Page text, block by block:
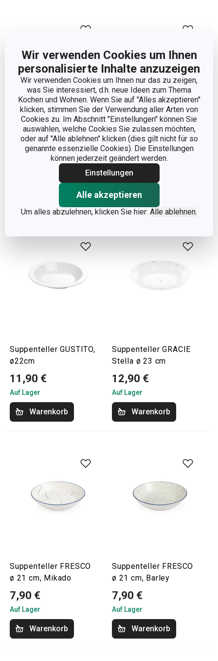
Wir verwenden Cookies um Ihnen
personalisierte Inhalte anzuzeigen
Wir verwenden Cookies um Ihnen nur das zu zeigen,
was Sie interessiert, d.h. neue Ideen zum Thema
Kochen und Wohnen. Wenn Sie auf "Alles akzeptieren"
klicken, stimmen Sie der Verwendung aller Arten von
Cookies zu. Im Abschnitt "Einstellungen" können Sie
auswählen, welche Cookies Sie zulassen möchten,
oder auf "Alle ablehnen" klicken (dies gilt nicht für so
genannte essenzielle Cookies). Die Einstellungen
können jederzeit geändert werden.
Einstellungen
Alle akzeptieren
Um alles abzulehnen, klicken Sie hier: Alle ablehnen.
Suppenteller OPUS
STRIPES ø 22 cm
Suppenteller LEGEND
ø 22 cm
6,90 €
Auf Lager
Warenkorb
Suppenteller GUSTITO,
ø22cm
11,90 €
Auf Lager
Warenkorb
Suppenteller GRACIE
Stella ø 23 cm
12,90 €
Auf Lager
Warenkorb
Suppenteller FRESCO
ø 21 cm, Mikado
7,90 €
Auf Lager
Warenkorb
Suppenteller FRESCO
ø 21 cm, Barley
7,90 €
Auf Lager
Warenkorb